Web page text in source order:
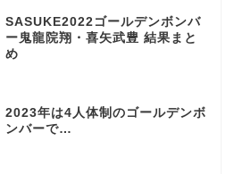
SASUKE2022ゴールデンボンバ
ー鬼龍院翔・喜矢武豊 結果まと
め
2023年は4人体制のゴールデンボ
ンバーで…